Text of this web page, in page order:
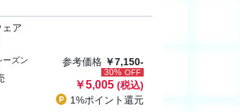
ェア
ーズン 参考価格 ￥7,150-
30% OFF
￥5,005 (税込)
1%ポイント還元